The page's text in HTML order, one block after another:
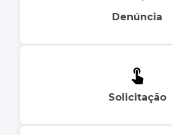
Denúncia
Solicitação